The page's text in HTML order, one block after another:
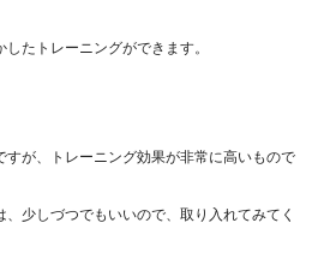
たトレーニングができます。
すが、トレーニング効果が非常に高いもので
少しづつでもいいので、取り入れてみてく